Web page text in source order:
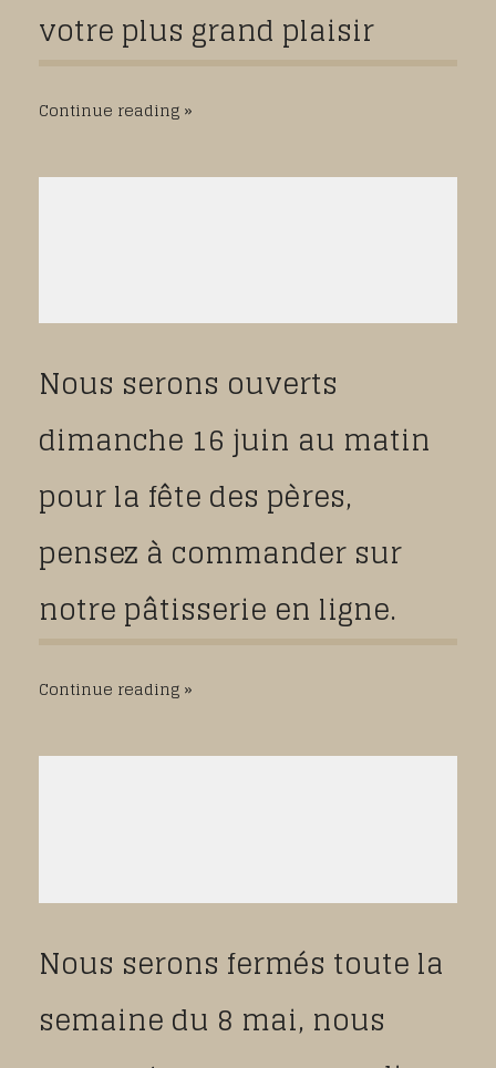
votre plus grand plaisir
Continue reading
Nous serons ouverts
dimanche 16 juin au matin
pour la fête des pères,
pensez à commander sur
notre pâtisserie en ligne.
Continue reading
Nous serons fermés toute la
semaine du 8 mai, nous